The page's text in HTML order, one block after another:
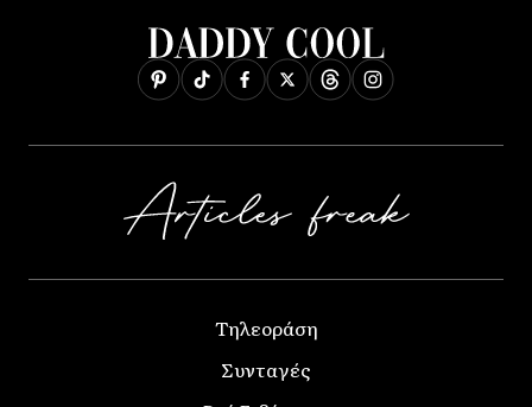
Τηλεοράση
Συνταγές